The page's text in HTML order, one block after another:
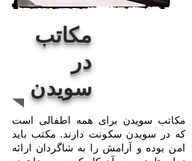
مکاتب
در
سویدن
مکاتب سویدن برای همه اطفالی است
که در سویدن سکونت دارند. مکتب باید
امن بوده و آرامش را به شاگردان ارائه